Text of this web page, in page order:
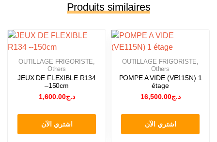
Produits similaires
OUTILLAGE FRIGORISTE,
Others
JEUX DE FLEXIBLE R134
–150cm
د.ج1,600.00
اشتري الآن
OUTILLAGE FRIGORISTE,
Others
POMPE A VIDE (VE115N) 1
étage
د.ج16,500.00
اشتري الآن